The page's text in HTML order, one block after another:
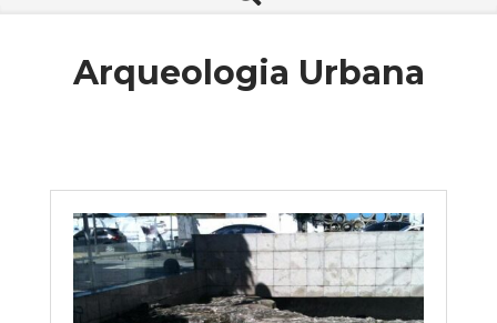
Arqueologia Urbana